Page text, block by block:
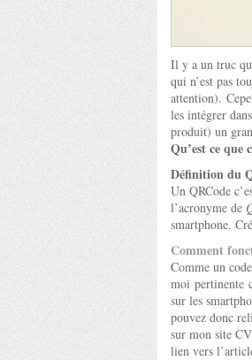
Il y a un truc
qui n’est pas
attention).
les intégrer
produit) un
Qu’est ce que
Définition du
Un QRCode
l’acronyme de
smartphone.
Comment
Comme un
moi pertinente
sur les
pouvez donc
sur mon site
lien vers